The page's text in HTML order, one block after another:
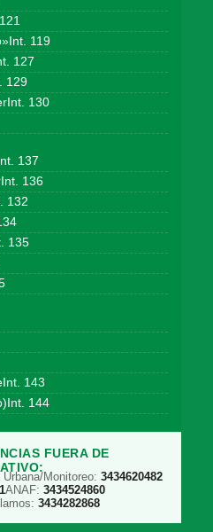
119
127
129
130
137
136
132
135
143
144
FUERA DE
Urbana/Monitoreo: 3434620482
ANAF: 3434524860
3434282868